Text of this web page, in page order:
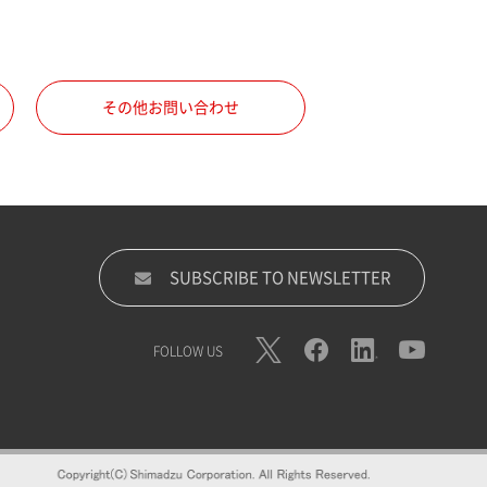
その他お問い合わせ
SUBSCRIBE TO NEWSLETTER
FOLLOW US